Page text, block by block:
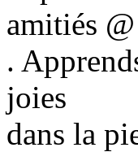
amitiés @
.
joies
dans la